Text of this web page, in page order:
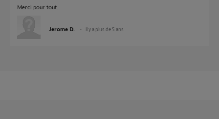
Merci pour tout.
Jerome D. il y a plus de 5 ans